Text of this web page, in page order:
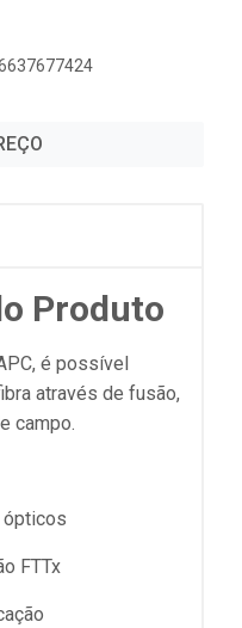
Produto
é possível
através de fusão,
campo.
ópticos
FTTx